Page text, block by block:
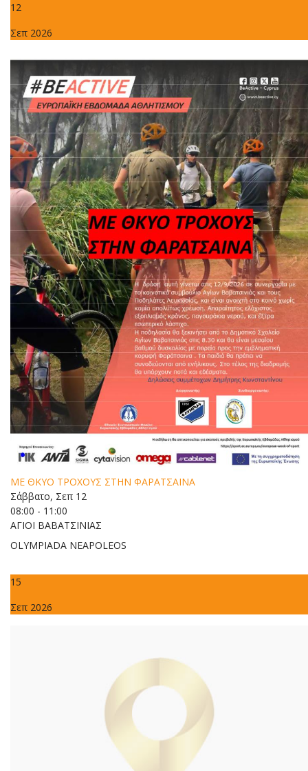
12
Σεπ 2026
ΜΕ ΘΚΥΟ ΤΡΟΧΟΥΣ ΣΤΗΝ ΦΑΡΑΤΣΑΙΝΑ
Σάββατο, Σεπ 12
08:00 - 11:00
ΑΓΙΟΙ ΒΑΒΑΤΣΙΝΙΑΣ
OLYMPIADA NEAPOLEOS
15
Σεπ 2026